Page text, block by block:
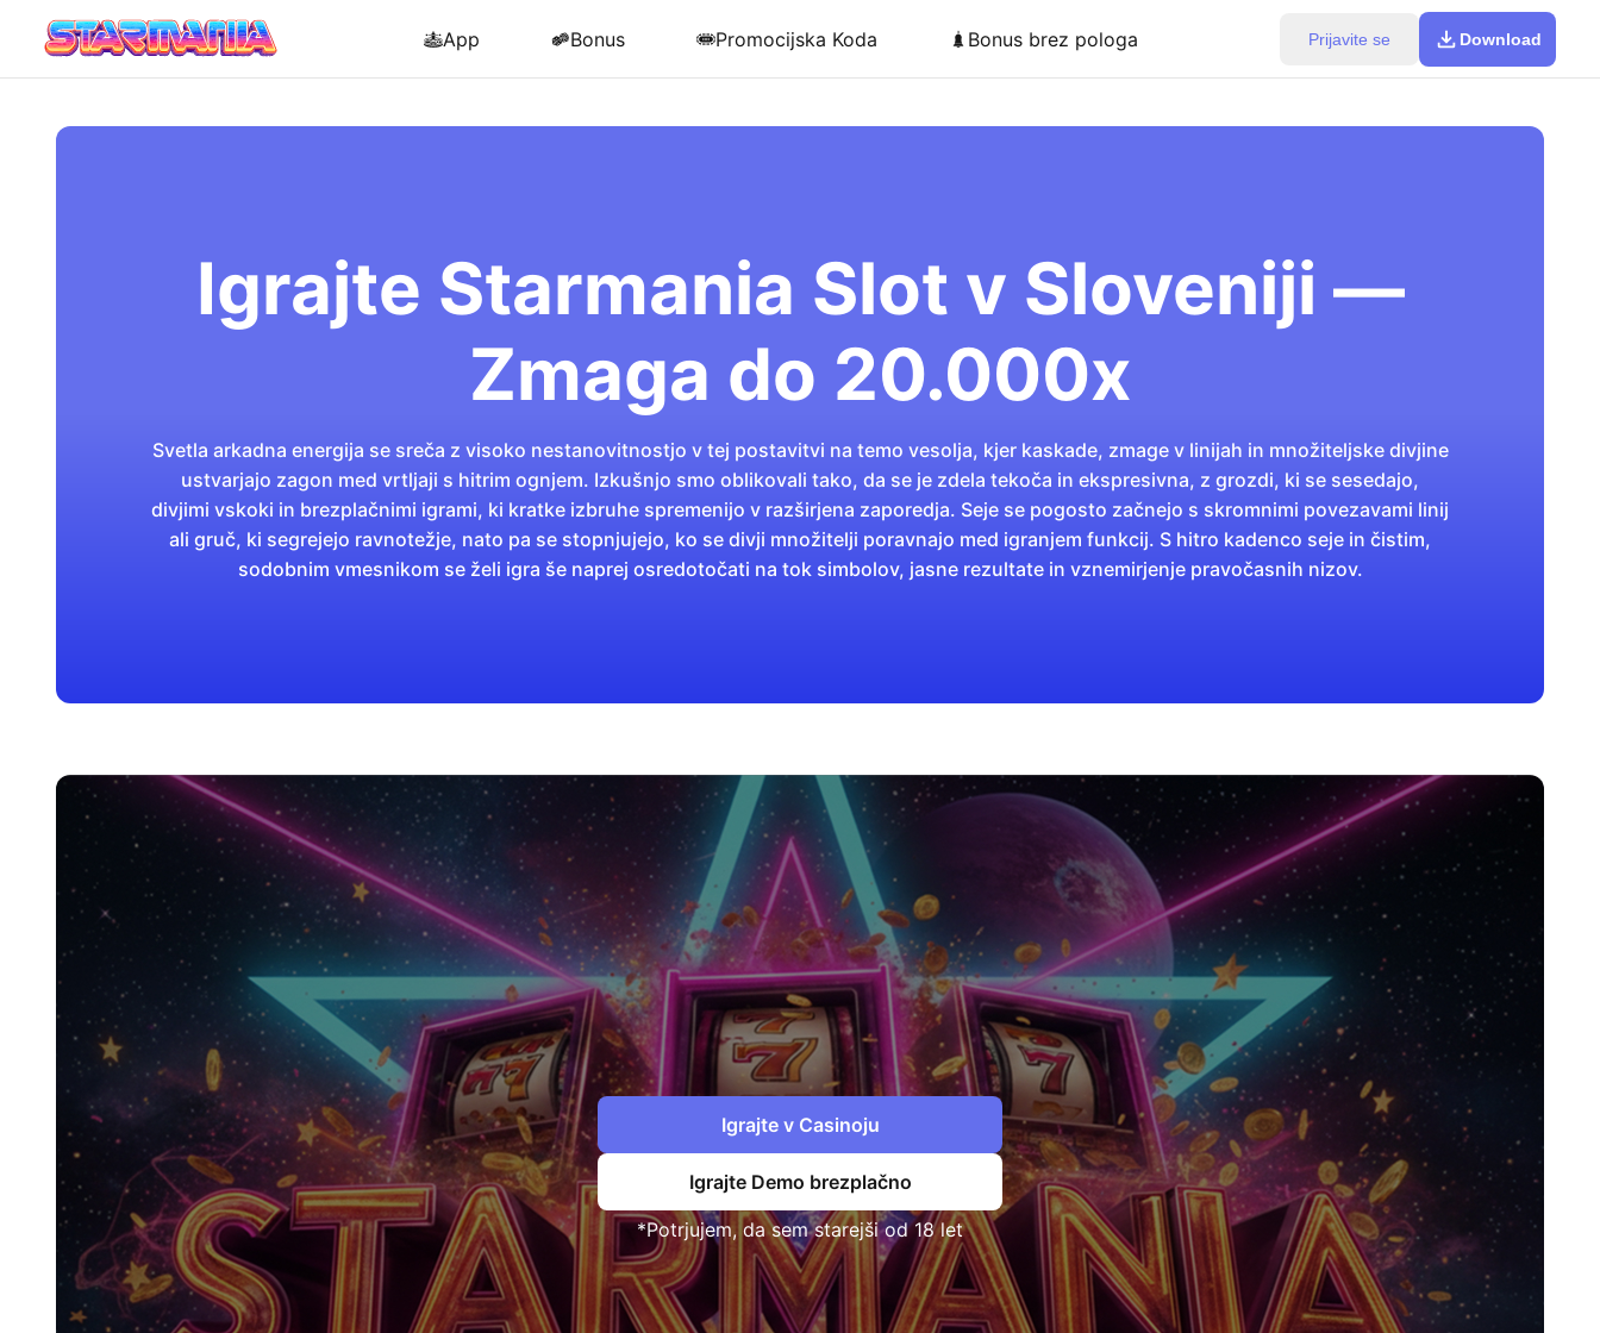
App Bonus Promocijska Koda Bonus brez pologa Prijavite se Download
Igrajte Starmania Slot v Sloveniji —
Zmaga do 20.000x
Svetla arkadna energija se sreča z visoko nestanovitnostjo v tej postavitvi na temo vesolja, kjer kaskade, zmage v linijah in množiteljske divjine
ustvarjajo zagon med vrtljaji s hitrim ognjem. Izkušnjo smo oblikovali tako, da se je zdela tekoča in ekspresivna, z grozdi, ki se sesedajo,
divjimi vskoki in brezplačnimi igrami, ki kratke izbruhe spremenijo v razširjena zaporedja. Seje se pogosto začnejo s skromnimi povezavami linij
ali gruč, ki segrejejo ravnotežje, nato pa se stopnjujejo, ko se divji množitelji poravnajo med igranjem funkcij. S hitro kadenco seje in čistim,
sodobnim vmesnikom se želi igra še naprej osredotočati na tok simbolov, jasne rezultate in vznemirjenje pravočasnih nizov.
Igrajte v Casinoju
Igrajte Demo brezplačno
*Potrjujem, da sem starejši od 18 let